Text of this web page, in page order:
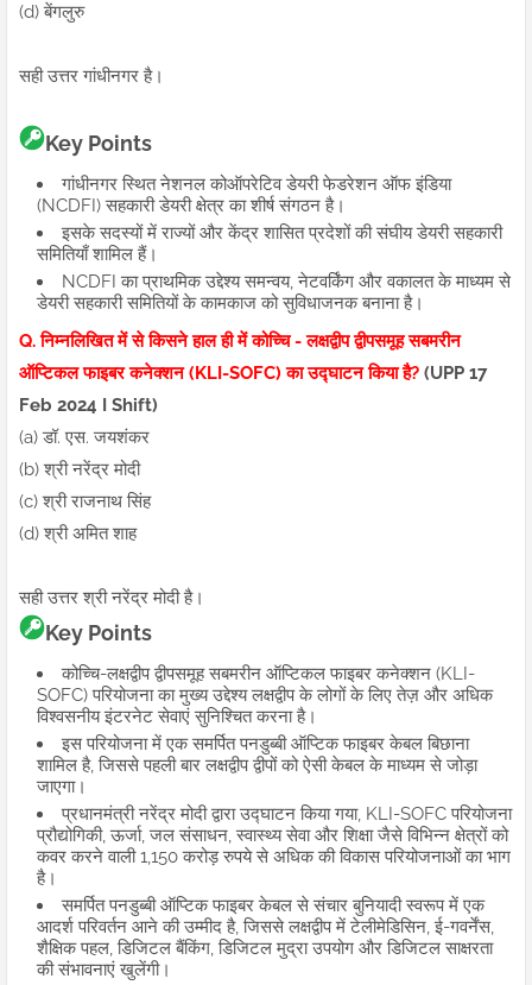
(d) बेंगलुरु
सही उत्तर गांधीनगर है।
Key Points
गांधीनगर स्थित नेशनल कोऑपरेटिव डेयरी फेडरेशन ऑफ इंडिया
(NCDFI) सहकारी डेयरी क्षेत्र का शीर्ष संगठन है।
इसके सदस्यों में राज्यों और केंद्र शासित प्रदेशों की संघीय डेयरी सहकारी
समितियाँ शामिल हैं।
NCDFI का प्राथमिक उद्देश्य समन्वय, नेटवर्किंग और वकालत के माध्यम से
डेयरी सहकारी समितियों के कामकाज को सुविधाजनक बनाना है।
Q. निम्नलिखित में से किसने हाल ही में कोच्चि - लक्षद्वीप द्वीपसमूह सबमरीन
ऑप्टिकल फाइबर कनेक्शन (KLI-SOFC) का उद्घाटन किया है? (UPP 17
Feb 2024 I Shift)
(a) डॉ. एस. जयशंकर
(b) श्री नरेंद्र मोदी
(c) श्री राजनाथ सिंह
(d) श्री अमित शाह
सही उत्तर श्री नरेंद्र मोदी है।
Key Points
कोच्चि-लक्षद्वीप द्वीपसमूह सबमरीन ऑप्टिकल फाइबर कनेक्शन (KLI-
SOFC) परियोजना का मुख्य उद्देश्य लक्षद्वीप के लोगों के लिए तेज़ और अधिक
विश्वसनीय इंटरनेट सेवाएं सुनिश्चित करना है।
इस परियोजना में एक समर्पित पनडुब्बी ऑप्टिक फाइबर केबल बिछाना
शामिल है, जिससे पहली बार लक्षद्वीप द्वीपों को ऐसी केबल के माध्यम से जोड़ा
जाएगा।
प्रधानमंत्री नरेंद्र मोदी द्वारा उद्घाटन किया गया, KLI-SOFC परियोजना
प्रौद्योगिकी, ऊर्जा, जल संसाधन, स्वास्थ्य सेवा और शिक्षा जैसे विभिन्न क्षेत्रों को
कवर करने वाली 1,150 करोड़ रुपये से अधिक की विकास परियोजनाओं का भाग
है।
समर्पित पनडुब्बी ऑप्टिक फाइबर केबल से संचार बुनियादी स्वरूप में एक
आदर्श परिवर्तन आने की उम्मीद है, जिससे लक्षद्वीप में टेलीमेडिसिन, ई-गवर्नेंस,
शैक्षिक पहल, डिजिटल बैंकिंग, डिजिटल मुद्रा उपयोग और डिजिटल साक्षरता
की संभावनाएं खुलेंगी।